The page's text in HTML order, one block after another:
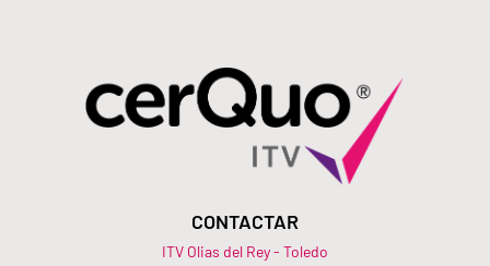
CONTACTAR
ITV Olias del Rey - Toledo